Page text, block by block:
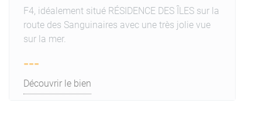
F4, idéalement situé RÉSIDENCE DES ÎLES sur la
route des Sanguinaires avec une très jolie vue
sur la mer.
---
Découvrir le bien